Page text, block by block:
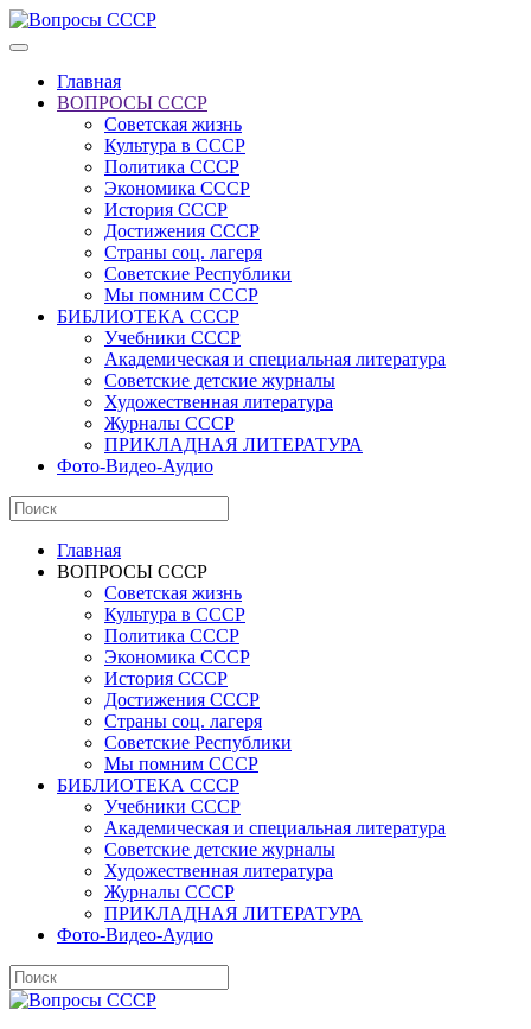
Главная
ВОПРОСЫ СССР
Советская жизнь
Культура в СССР
Политика СССР
Экономика СССР
История СССР
Достижения СССР
Страны соц. лагеря
Советские Республики
Мы помним СССР
БИБЛИОТЕКА СССР
Учебники СССР
Академическая и специальная литература
Советские детские журналы
Художественная литература
Журналы СССР
ПРИКЛАДНАЯ ЛИТЕРАТУРА
Фото-Видео-Аудио
Главная
ВОПРОСЫ СССР
Советская жизнь
Культура в СССР
Политика СССР
Экономика СССР
История СССР
Достижения СССР
Страны соц. лагеря
Советские Республики
Мы помним СССР
БИБЛИОТЕКА СССР
Учебники СССР
Академическая и специальная литература
Советские детские журналы
Художественная литература
Журналы СССР
ПРИКЛАДНАЯ ЛИТЕРАТУРА
Фото-Видео-Аудио